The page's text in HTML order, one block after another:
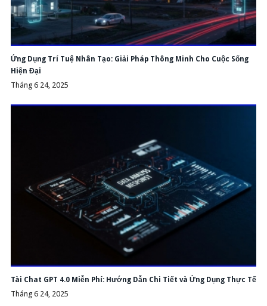
Ứng Dụng Trí Tuệ Nhân Tạo: Giải Pháp Thông Minh Cho Cuộc Sống
Hiện Đại
Tháng 6 24, 2025
Tài Chat GPT 4.0 Miễn Phí: Hướng Dẫn Chi Tiết và Ứng Dụng Thực Tế
Tháng 6 24, 2025